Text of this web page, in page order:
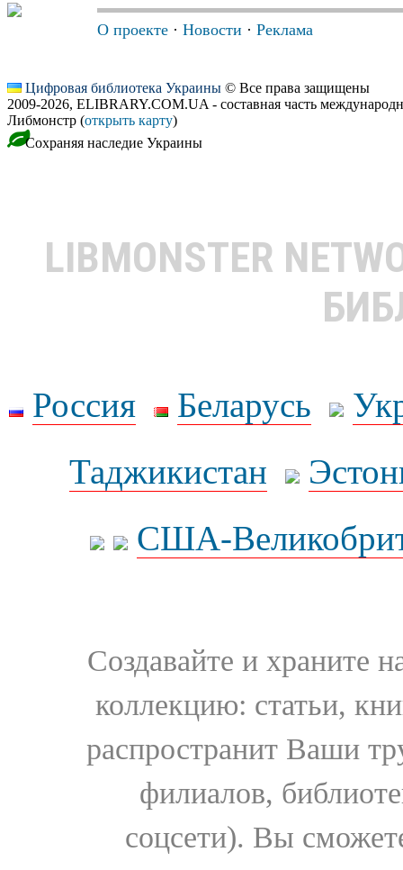
О проекте · Новости · Реклама
Цифровая библиотека Украины © Все права защищены
2009-2026, ELIBRARY.COM.UA - составная часть
Либмонстр (открыть карту)
Сохраняя наследие Украины
LIBMONSTER
Россия Беларусь
Таджикистан
США-
Создавайте и храните
коллекцию: статьи,
распространит Ваши
филиалов,
соцсети). Вы